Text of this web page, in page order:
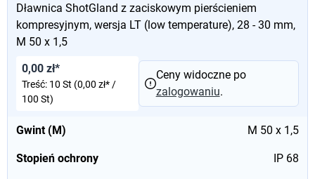
Dławnica ShotGland z zaciskowym pierścieniem
kompresyjnym, wersja LT (low temperature), 28 - 30 mm,
M 50 x 1,5
Gwint (M) M 50 x 1,5
Stopień ochrony IP 68
0,00 zł*
Treść: 10 St (0,00 zł* /
100 St)
Ceny widoczne po
zalogowaniu.